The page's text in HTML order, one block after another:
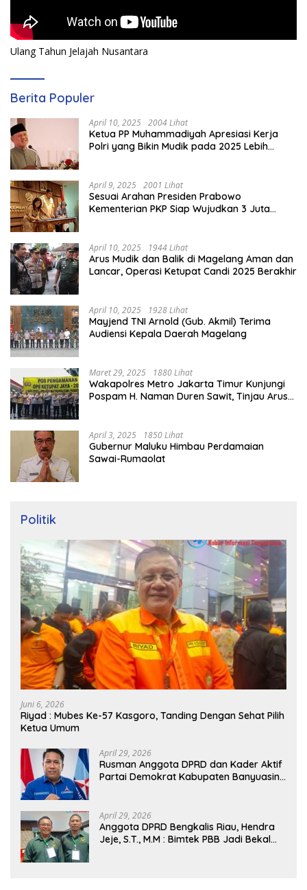
Ulang Tahun Jelajah Nusantara
Berita Populer
April 10, 2025 2004 Lihat
Ketua PP Muhammadiyah Apresiasi Kerja
Polri yang Bikin Mudik pada 2025 Lebih
April 9, 2025 2001 Lihat
Sesuai Arahan Presiden Prabowo
Kementerian PKP Siap Wujudkan 3 Juta
April 10, 2025 1944 Lihat
Arus Mudik dan Balik di Magelang Aman dan
Lancar, Operasi Ketupat Candi 2025 Berakhir
April 10, 2025 1928 Lihat
Mayjend TNI Arnold (Gub. Akmil) Terima
Audiensi Kepala Daerah Magelang
Maret 29, 2025 1880 Lihat
Wakapolres Metro Jakarta Timur Kunjungi
Pospam H. Naman Duren Sawit, Tinjau Arus
April 3, 2025 1850 Lihat
Gubernur Maluku Himbau Perdamaian
Sawai-Rumaolat
Politik
Juni 6, 2026
Riyad : Mubes Ke-57 Kasgoro, Tanding Dengan Sehat Pilih
Ketua Umum
April 29, 2026
Rusman Anggota DPRD dan Kader Aktif
Partai Demokrat Kabupaten Banyuasin
April 29, 2026
Anggota DPRD Bengkalis Riau, Hendra
Jeje, S.T., M.M : Bimtek PBB Jadi Bekal